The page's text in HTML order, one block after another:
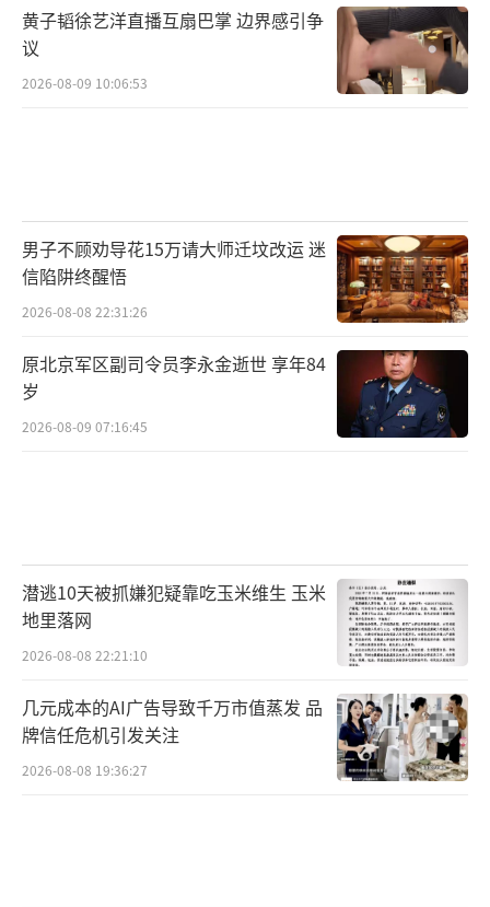
盖率上都有了较大突破，基本涵盖了中国已批
准使用的常用农药和居民日常消费的主要农产
品。
高养老院服务质量等民生工程，相关部门或出
台意见，或督促落实，也在加紧推进中。
(责编：乔雪峰、夏晓伦)
黄子韬徐艺洋直播互扇巴掌 边界感引争
议
2026-08-09 10:06:53
男子不顾劝导花15万请大师迁坟改运 迷
信陷阱终醒悟
2026-08-08 22:31:26
原北京军区副司令员李永金逝世 享年84
岁
2026-08-09 07:16:45
潜逃10天被抓嫌犯疑靠吃玉米维生 玉米
地里落网
2026-08-08 22:21:10
几元成本的AI广告导致千万市值蒸发 品
牌信任危机引发关注
2026-08-08 19:36:27